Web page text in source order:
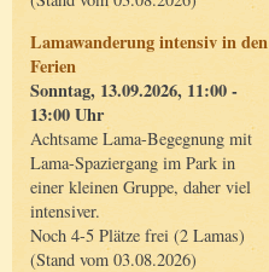
Lamawanderung intensiv in den
Ferien
Sonntag, 13.09.2026, 11:00 -
13:00 Uhr
Achtsame Lama-Begegnung mit
Lama-Spaziergang im Park in
einer kleinen Gruppe, daher viel
intensiver.
Noch 4-5 Plätze frei (2 Lamas)
(Stand vom 03.08.2026)